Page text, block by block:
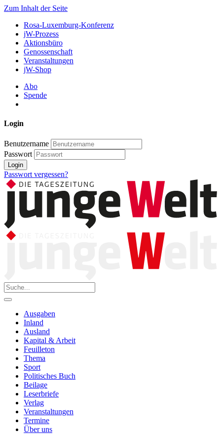
Zum Inhalt der Seite
Rosa-Luxemburg-Konferenz
jW-Prozess
Aktionsbüro
Genossenschaft
Veranstaltungen
jW-Shop
Abo
Spende
Login
Benutzername
Passwort
Login
Passwort vergessen?
Ausgaben
Inland
Ausland
Kapital & Arbeit
Feuilleton
Thema
Sport
Politisches Buch
Beilage
Leserbriefe
Verlag
Veranstaltungen
Termine
Über uns